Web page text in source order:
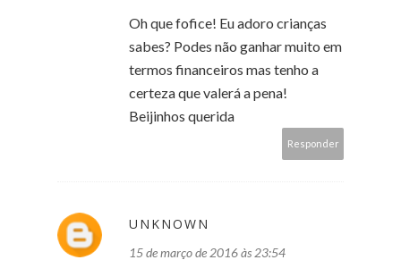
Oh que fofice! Eu adoro crianças
sabes? Podes não ganhar muito em
termos financeiros mas tenho a
certeza que valerá a pena!
Beijinhos querida
Responder
UNKNOWN
15 de março de 2016 às 23:54